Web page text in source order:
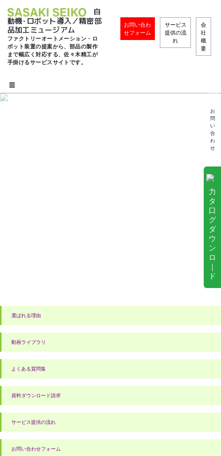
自
動機･ロボット導入／精密部
品加工ミュージアム
ファクトリーオートメーション・ロ
ボット装置の提案から、部品の製作
まで幅広く対応する、佐々木精工が
手掛けるサービスサイトです。
お問い合わ
せフォーム
サービス
提供の流
れ
会
社
概
要
お
問
い
合
わ
せ
力
タ
口
グ
ダ
ウ
ン
ロ
｜
ド
選ばれる理由
動画ライブラリ
よくある質問集
資料ダウンロード請求
サービス提供の流れ
お問い合わせフォーム